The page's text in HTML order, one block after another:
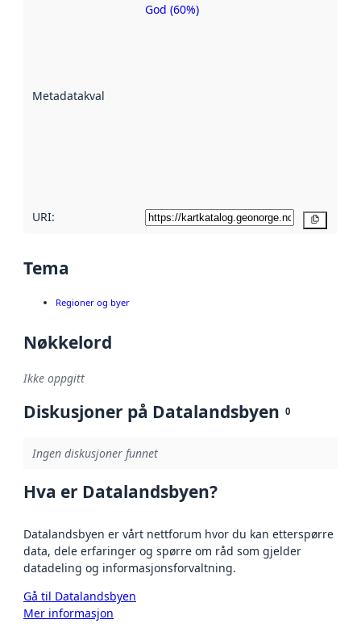
Metadatakvalitet
Metadatakvalitet
God (60%)
URI:
Tema
Regioner og byer
Nøkkelord
Ikke oppgitt
Diskusjoner på Datalandsbyen 0
Ingen diskusjoner funnet
Hva er Datalandsbyen?
Datalandsbyen er vårt nettforum hvor du kan etterspørre
data, dele erfaringer og spørre om råd som gjelder
datadeling og informasjonsforvaltning.
Gå til Datalandsbyen
Mer informasjon